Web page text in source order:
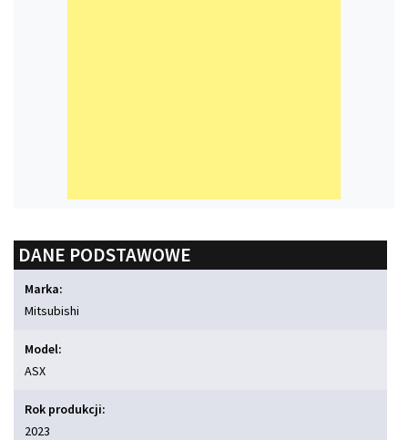
DANE PODSTAWOWE
Marka:
Mitsubishi
Model:
ASX
Rok produkcji:
2023